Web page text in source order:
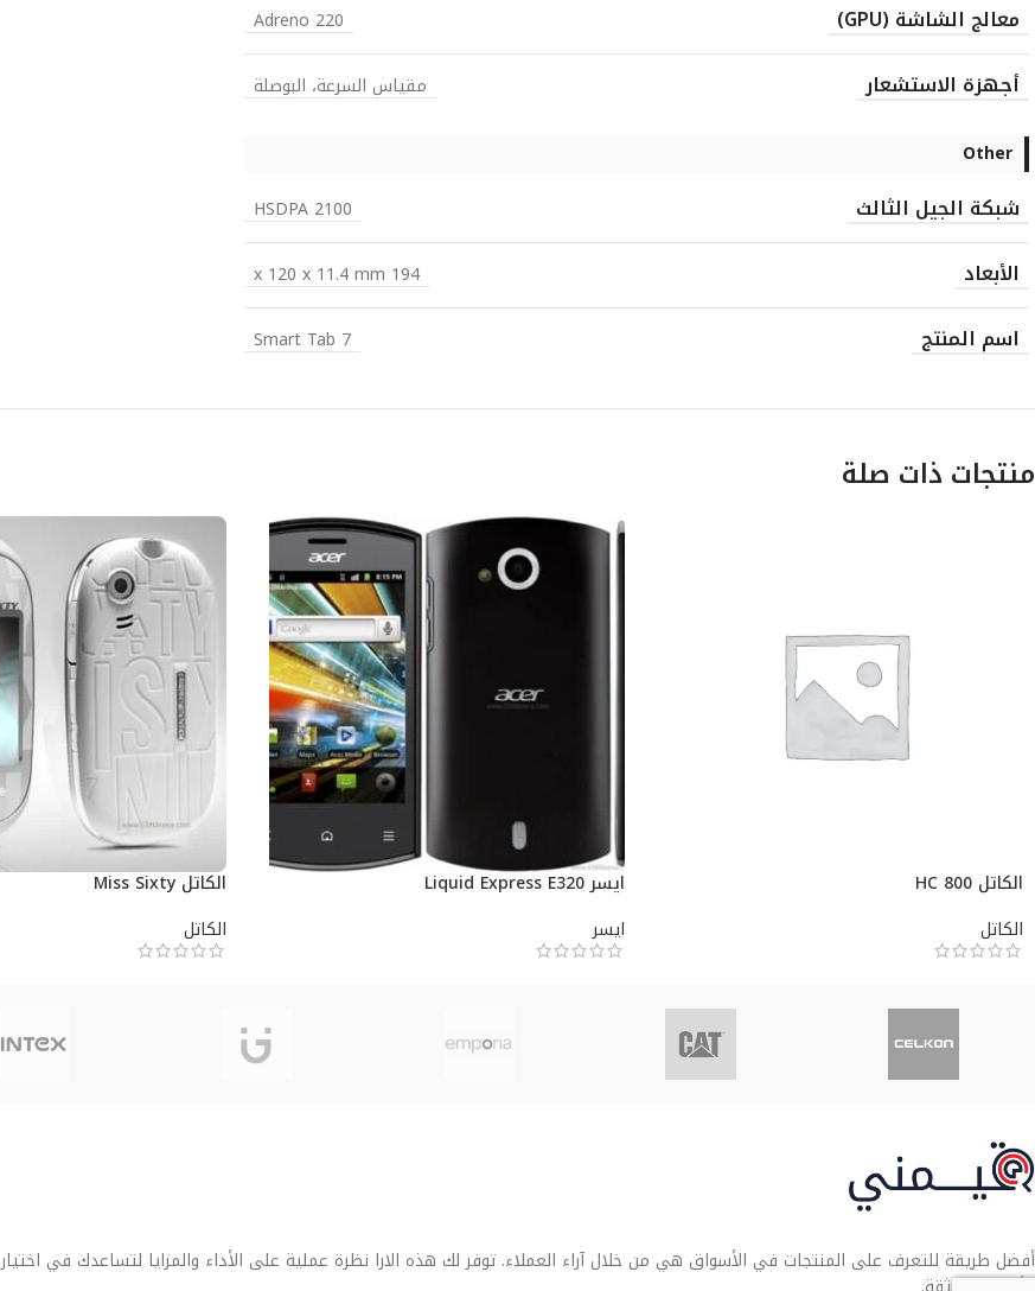
معالج الشاشة (GPU) Adreno 220
أجهزة الاستشعار مقياس السرعة، البوصلة
Other
شبكة الجيل الثالث HSDPA 2100
الأبعاد 194 x 120 x 11.4 mm
اسم المنتج Smart Tab 7
منتجات ذات صلة
الكاتل HC 800
الكاتل
ايسر Liquid Express E320
ايسر
الكاتل Miss Sixty
الكاتل
أفضل طريقة للتعرف على المنتجات في الأسواق هي من خلال آراء العملاء. توفر لك هذه الارا نظرة عملية على الأداء والمزايا لتساعدك في اختيار